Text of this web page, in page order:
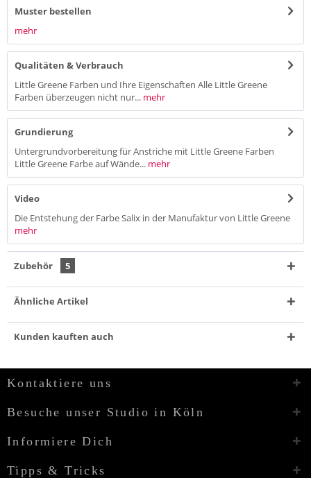
Muster bestellen
mehr
Qualitäten & Verbrauch
Little Greene Farben und Ihre Eigenschaften Alle Little Greene
Farben überzeugen nicht nur... mehr
Grundierung
Untergrundvorbereitung für Anstriche mit Little Greene Farben
Little Greene Farbe auf Wände... mehr
Video
Die Entstehung der Farbe Salix in der Manufaktur von Little Greene
mehr
Zubehör 5
Ähnliche Artikel
Kunden kauften auch
Kontaktiere uns
Besuche unser Studio in Köln
Informiere Dich
Tipps & Tricks